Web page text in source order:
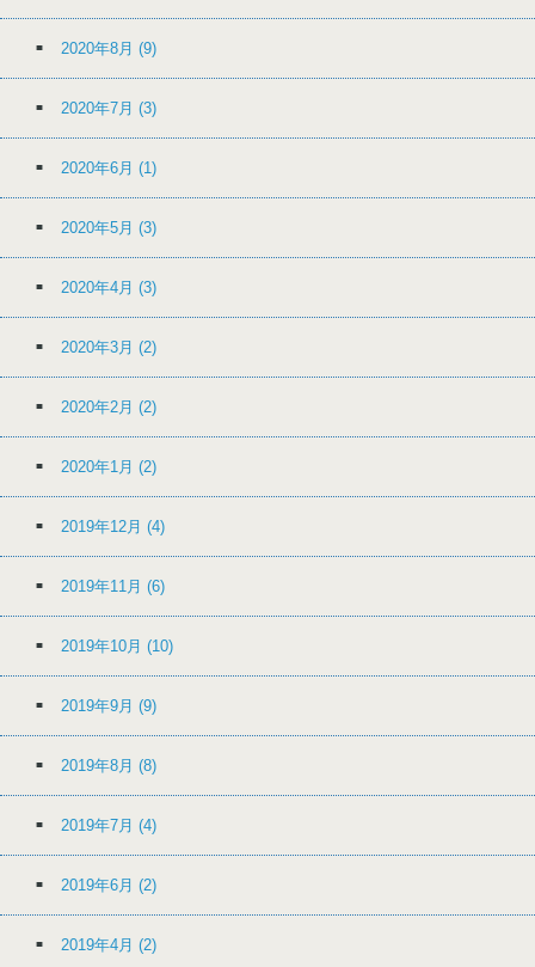
2020年8月 (9)
2020年7月 (3)
2020年6月 (1)
2020年5月 (3)
2020年4月 (3)
2020年3月 (2)
2020年2月 (2)
2020年1月 (2)
2019年12月 (4)
2019年11月 (6)
2019年10月 (10)
2019年9月 (9)
2019年8月 (8)
2019年7月 (4)
2019年6月 (2)
2019年4月 (2)